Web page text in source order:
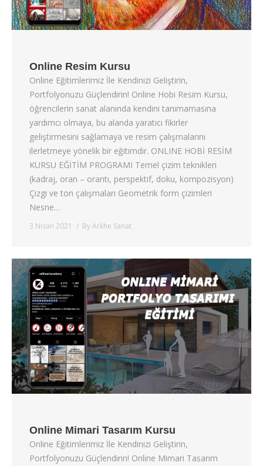
Online Resim Kursu
Online Eğitimlerimiz İle Kendinizi Geliştirin,
Portfolyonuzu Güçlendirin! Online Hobi Resim Kursu,
öğrencilerin sanat alanında kendini tanımamasına
yardımcı olmaya, bu alanda yaratıcı fikirler
geliştirmesini sağlamaya ve resim çalışmalarını
ilerletmeye yönelik bir eğitimdir. ONLINE HOBİ RESİM
KURSU EĞİTİM PROGRAMI Temel çizim teknikleri
(kadraj, oran – orantı, perspektif, doku, kompozisyon)
Çizgi ve ton çalışmaları Geometrik form çizimleri
Nesne…
3 Nisan 2021 ByArkhe Sanat
Online Mimari Tasarım Kursu
Online Eğitimlerimiz İle Kendinizi Geliştirin,
Portfolyonuzu Güçlendirin! Online Mimari Tasarım